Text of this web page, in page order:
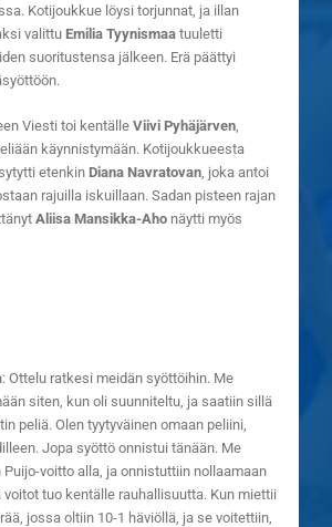
Kotijoukkue löysi torjunnat, ja illan
valittu Emilia Tyynismaa tuuletti
suoritustensa jälkeen. Erä päättyi
Viesti toi kentälle Viivi Pyhäjärven
käynnistymään. Kotijoukkueesta
etenkin Diana Navratovan , joka antoi
rajuilla iskuillaan. Sadan pisteen rajan
Aliisa Mansikka-Aho näytti myös
: Ottelu ratkesi meidän syöttöihin. Me
siten, kun oli suunniteltu, ja saatiin sillä
peliä. Olen tyytyväinen omaan peliini,
Jopa syöttö onnistui tänään. Me
voitto alla, ja onnistuttiin nollaamaan
voitot tuo kentälle rauhallisuutta. Kun miettii
jossa oltiin 10-1 häviöllä, ja se voitettiin,